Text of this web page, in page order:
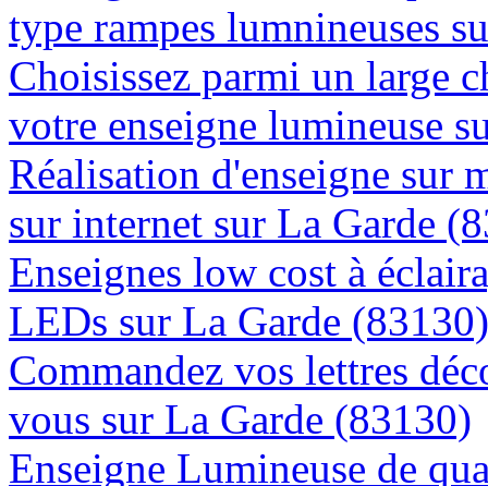
type rampes lumnineuses
Choisissez parmi un large
votre enseigne lumineuse
Réalisation d'enseigne sur
sur internet sur La Garde
Enseignes low cost à
LEDs sur La Garde (83130)
Commandez vos lettres
vous sur La Garde (83130)
Enseigne Lumineuse de